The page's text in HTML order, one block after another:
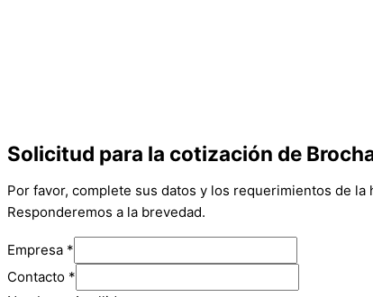
Solicitud para la cotización de
Por favor, complete sus datos y los requerimientos de la
Responderemos a la brevedad.
Empresa *
Contacto *